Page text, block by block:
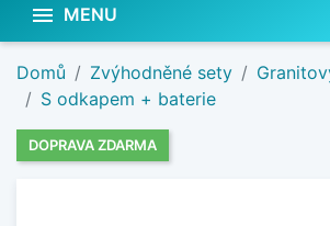
 MENU
Domů Zvýhodněné sety
S odkapem + baterie
DOPRAVA ZDARMA